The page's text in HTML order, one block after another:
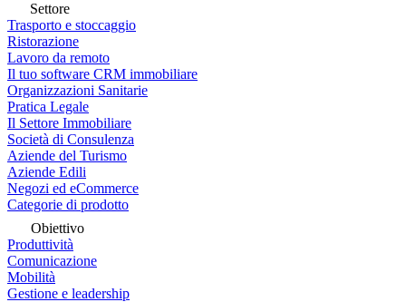
Settore
Trasporto e stoccaggio
Ristorazione
Lavoro da remoto
Il tuo software CRM immobiliare
Organizzazioni Sanitarie
Pratica Legale
Il Settore Immobiliare
Società di Consulenza
Aziende del Turismo
Aziende Edili
Negozi ed eCommerce
Categorie di prodotto
Obiettivo
Produttività
Comunicazione
Mobilità
Gestione e leadership